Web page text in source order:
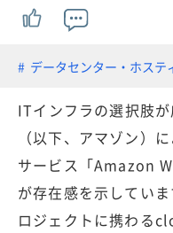
データセンター・ホステ
ITインフラの選択肢
（以下、アマゾン）
サービス「Amazon
が存在感を示してい
ロジェクトに携わる